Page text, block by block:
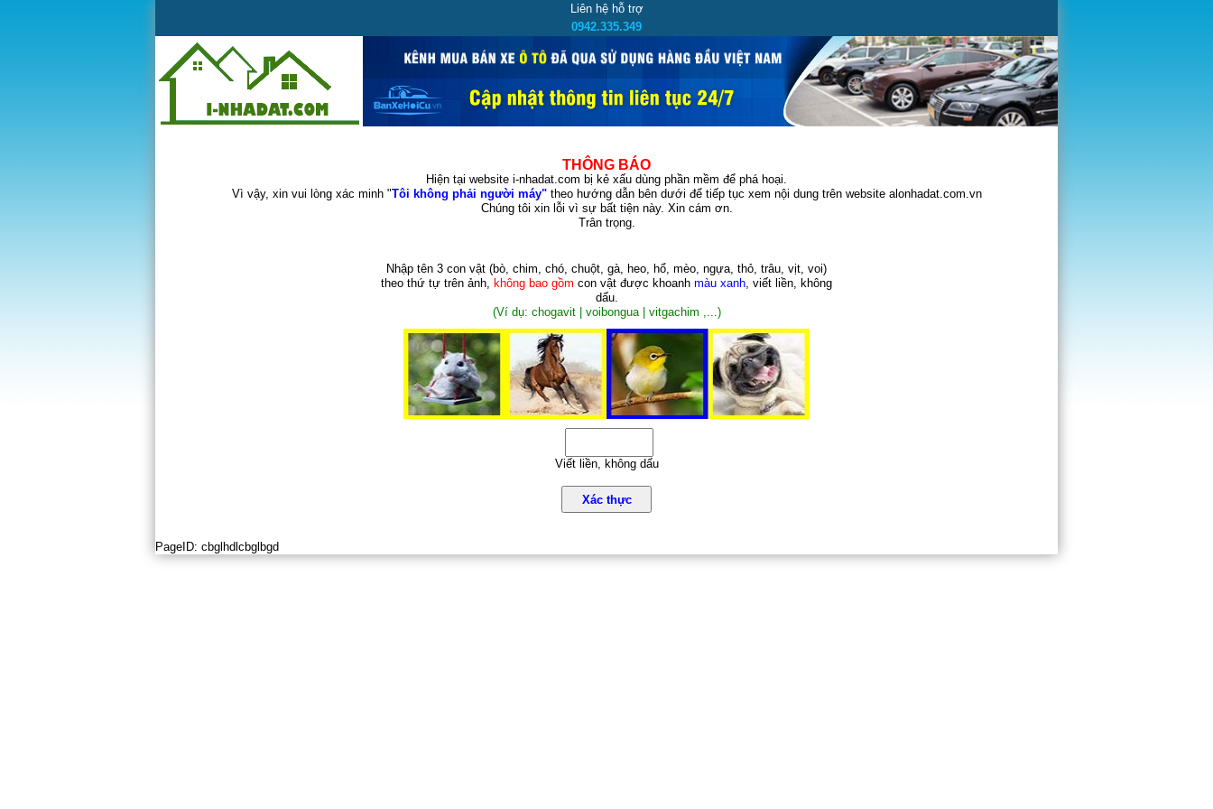
Liên hệ hỗ trợ
0942.335.349
THÔNG BÁO
Hiện tại website i-nhadat.com bị kẻ xấu dùng phần mềm để phá hoại.
Vì vậy, xin vui lòng xác minh "Tôi không phải người máy"theo hướng dẫn bên dưới để tiếp tục xem nội dung trên website alonhadat.com.vn
Chúng tôi xin lỗi vì sự bất tiện này. Xin cám ơn.
Trân trọng.
Nhập tên 3 con vật (bò, chim, chó, chuột, gà, heo, hổ, mèo, ngựa, thỏ, trâu, vịt, voi)
theo thứ tự trên ảnh, không bao gồm con vật được khoanh màu xanh, viết liền, không
dấu.
(Ví dụ: chogavit | voibongua | vitgachim ,...)
Viết liền, không dấu
Xác thực
PageID: cbglhdlcbglbgd